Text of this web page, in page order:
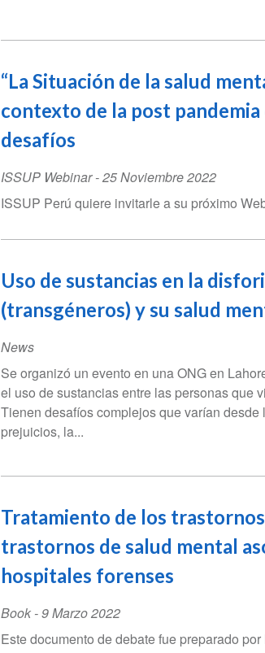
“La Situación de la salud
contexto de la post
desafíos
ISSUP Webinar-25 Noviembre 2022
ISSUP Perú quiere invitarle a su próximo
Uso de sustancias en la
(transgéneros) y su salud
News
Se organizó un evento en una ONG en
el uso de sustancias entre las personas que
Tienen desafíos complejos que varían
prejuicios, la...
Tratamiento de los
trastornos de salud mental
hospitales forenses
Book -9 Marzo 2022
Este documento de debate fue preparado